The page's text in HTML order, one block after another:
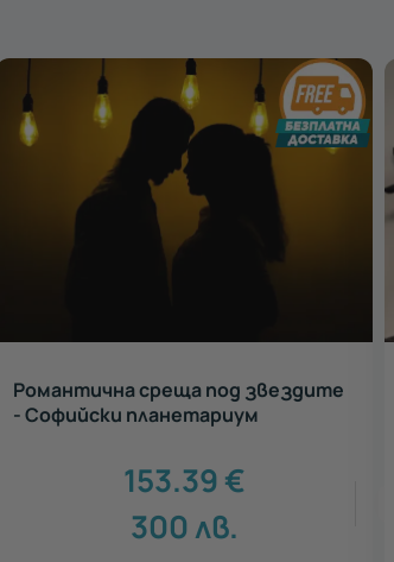
Романтична среща под звездите
- Софийски планетариум
153.39€
300лв.